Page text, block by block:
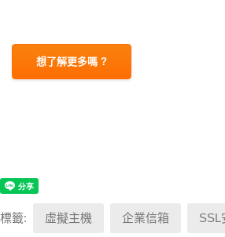
想了解更多嗎 ?
標籤: 虛擬主機 企業信箱 SSL